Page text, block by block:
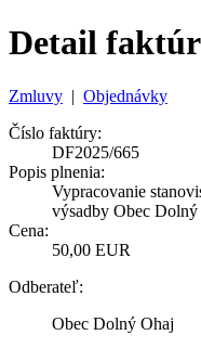
Detail
Zmluvy | Objednávky
Číslo faktúry:
DF2025/665
Popis plnenia:
Vypracovanie
výsadby Obec
Cena:
50,00 EUR
Odberateľ:
Obec Dolný Ohaj